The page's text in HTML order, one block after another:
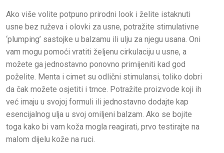
Ako više volite potpuno prirodni look i želite istaknuti
usne bez ruževa i olovki za usne, potražite stimulativne
‘plumping’ sastojke u balzamu ili ulju za njegu usana. Oni
vam mogu pomoći vratiti željenu cirkulaciju u usne, a
možete ga jednostavno ponovno primijeniti kad god
poželite. Menta i cimet su odlični stimulansi, toliko dobri
da čak možete osjetiti i trnce. Potražite proizvode koji ih
već imaju u svojoj formuli ili jednostavno dodajte kap
esencijalnog ulja u svoj omiljeni balzam. Ako se bojite
toga kako bi vam koža mogla reagirati, prvo testirajte na
malom dijelu kože na ruci.